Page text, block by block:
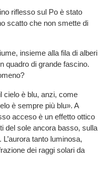
riflesso sul Po è stato
scatto che non smette di
insieme alla fila di alberi
quadro di grande fascino.
cielo è blu, anzi, come
è sempre più blu». A
acceso è un effetto ottico
del sole ancora basso, sulla
tanto luminosa,
dei raggi solari da